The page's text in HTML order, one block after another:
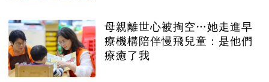
母親離世心被掏空…她走進早
療機構陪伴慢飛兒童：是他們
療癒了我